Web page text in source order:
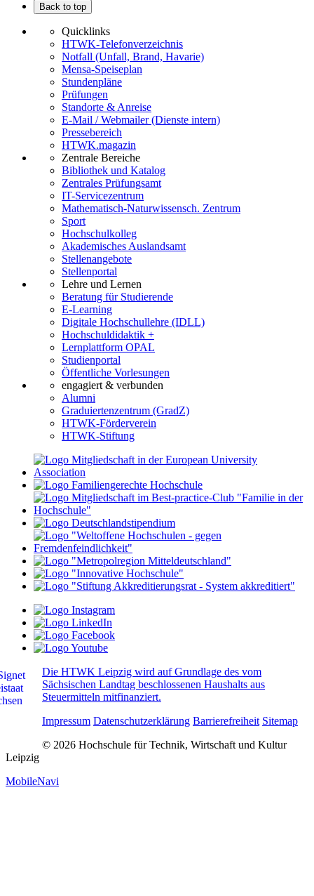
Back to top
Quicklinks
HTWK-Telefonverzeichnis
Notfall (Unfall, Brand, Havarie)
Mensa-Speiseplan
Stundenpläne
Prüfungen
Standorte & Anreise
E-Mail / Webmailer (Dienste intern)
Pressebereich
HTWK.magazin
Zentrale Bereiche
Bibliothek und Katalog
Zentrales Prüfungsamt
IT-Servicezentrum
Mathematisch-Naturwissensch. Zentrum
Sport
Hochschulkolleg
Akademisches Auslandsamt
Stellenangebote
Stellenportal
Lehre und Lernen
Beratung für Studierende
E-Learning
Digitale Hochschullehre (IDLL)
Hochschuldidaktik +
Lernplattform OPAL
Studienportal
Öffentliche Vorlesungen
engagiert & verbunden
Alumni
Graduiertenzentrum (GradZ)
HTWK-Förderverein
HTWK-Stiftung
Die HTWK Leipzig wird auf Grundlage des vom
Sächsischen Landtag beschlossenen Haushalts aus
Steuermitteln mitfinanziert.
Impressum Datenschutzerklärung Barrierefreiheit Sitemap
© 2026 Hochschule für Technik, Wirtschaft und Kultur
Leipzig
MobileNavi